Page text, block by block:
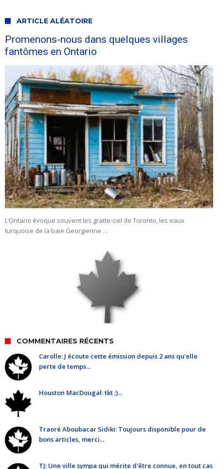
ARTICLE ALÉATOIRE
Promenons-nous dans quelques villages
fantômes en Ontario
L’Ontario évoque souvent les gratte-ciel de Toronto, les eaux
turquoise de la baie Georgienne …
COMMENTAIRES RÉCENTS
Carolle: J écoute cette émission depuis 2 ans qu'elle
perte de temps...
Houston MacDougal: tkt ;)...
Traoré Aboubacar Sidiki: Toujours disponible pour de
bons articles, merci...
TJ: Une ville sympa qui mérite d'être connue, en tout cas